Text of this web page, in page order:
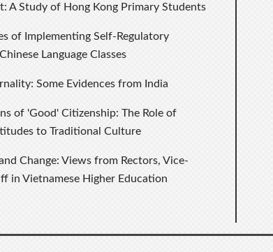
A Study of Hong Kong Primary Students
of Implementing Self-Regulatory
Language Classes
Some Evidences from India
of 'Good' Citizenship: The Role of
to Traditional Culture
Change: Views from Rectors, Vice-
in Vietnamese Higher Education